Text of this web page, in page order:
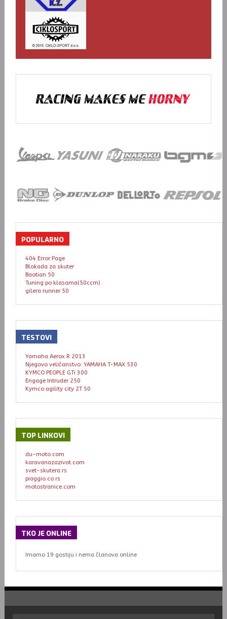
POPULARNO
404 Error Page
Blokada za skuter
Baotian 50
Tuning po klasama(50ccm)
gilera runner 50
TESTOVI
Yamaha Aerox R 2013
Njegovo veličanstvo: YAMAHA T-MAX 530
KYMCO PEOPLE GTi 300
Engage Intruder 250
Kymco agility city 2T 50
TOP LINKOVI
du-moto.com
karavanazazivot.com
svet-skutera.rs
piaggio.co.rs
motostranice.com
TKO JE ONLINE
Imamo 19 gostiju i nema članova online